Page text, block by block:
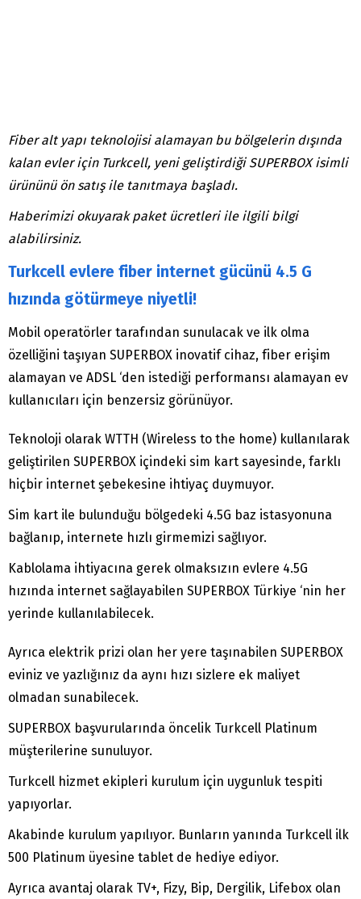
Fiber alt yapı teknolojisi alamayan bu bölgelerin dışında
kalan evler için Turkcell, yeni geliştirdiği SUPERBOX isimli
ürününü ön satış ile tanıtmaya başladı.
Haberimizi okuyarak paket ücretleri ile ilgili bilgi
alabilirsiniz.
Turkcell evlere fiber internet gücünü 4.5 G
hızında götürmeye niyetli!
Mobil operatörler tarafından sunulacak ve ilk olma
özelliğini taşıyan SUPERBOX inovatif cihaz, fiber erişim
alamayan ve ADSL ‘den istediği performansı alamayan ev
kullanıcıları için benzersiz görünüyor.
Teknoloji olarak WTTH (Wireless to the home) kullanılarak
geliştirilen SUPERBOX içindeki sim kart sayesinde, farklı
hiçbir internet şebekesine ihtiyaç duymuyor.
Sim kart ile bulunduğu bölgedeki 4.5G baz istasyonuna
bağlanıp, internete hızlı girmemizi sağlıyor.
Kablolama ihtiyacına gerek olmaksızın evlere 4.5G
hızında internet sağlayabilen SUPERBOX Türkiye ‘nin her
yerinde kullanılabilecek.
Ayrıca elektrik prizi olan her yere taşınabilen SUPERBOX
eviniz ve yazlığınız da aynı hızı sizlere ek maliyet
olmadan sunabilecek.
SUPERBOX başvurularında öncelik Turkcell Platinum
müşterilerine sunuluyor.
Turkcell hizmet ekipleri kurulum için uygunluk tespiti
yapıyorlar.
Akabinde kurulum yapılıyor. Bunların yanında Turkcell ilk
500 Platinum üyesine tablet de hediye ediyor.
Ayrıca avantaj olarak TV+, Fizy, Bip, Dergilik, Lifebox olan